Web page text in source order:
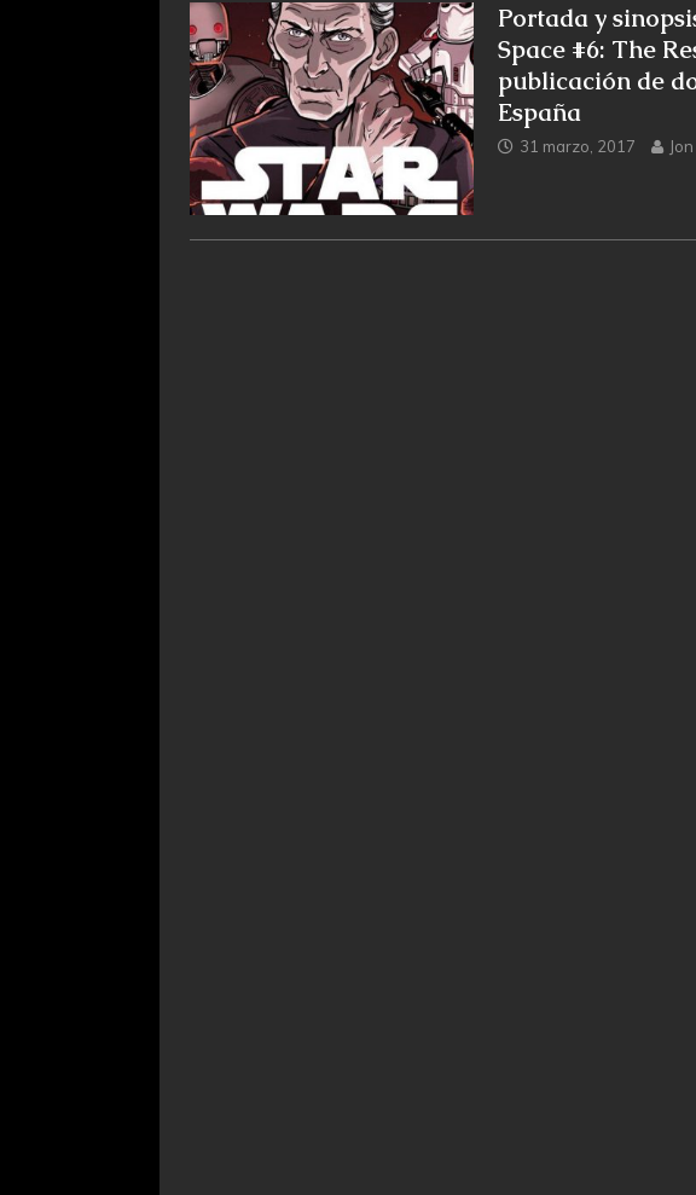
Portada y
Space #6: The
publicación de
España
31 marzo, 2017